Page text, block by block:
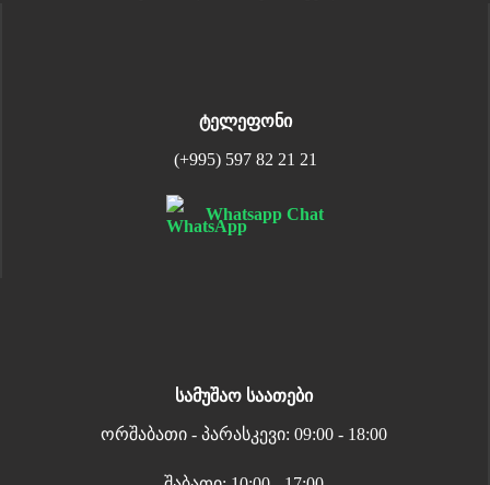
ტელეფონი
(+995) 597 82 21 21
Whatsapp Chat
სამუშაო საათები
ორშაბათი - პარასკევი: 09:00 - 18:00